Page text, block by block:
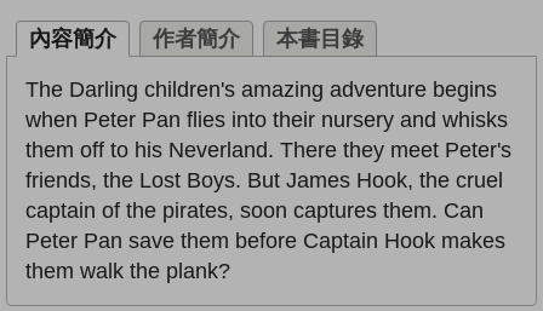
內容簡介 作者簡介 本書目錄
The Darling children's amazing adventure begins
when Peter Pan flies into their nursery and whisks
them off to his Neverland. There they meet Peter's
friends, the Lost Boys. But James Hook, the cruel
captain of the pirates, soon captures them. Can
Peter Pan save them before Captain Hook makes
them walk the plank?